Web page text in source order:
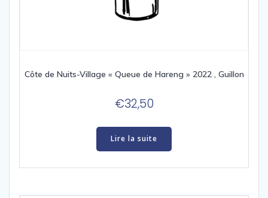
Côte de Nuits-Village « Queue de Hareng » 2022 , Guillon
€32,50
Lire la suite